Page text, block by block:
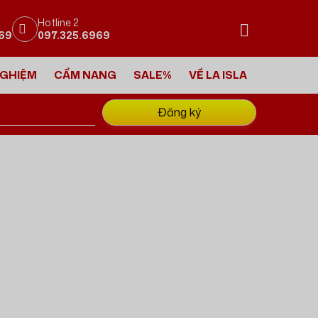
Hotline 2
097.325.6969
CẨM NANG SALE% VỀ LA ISLA
Đăng ký